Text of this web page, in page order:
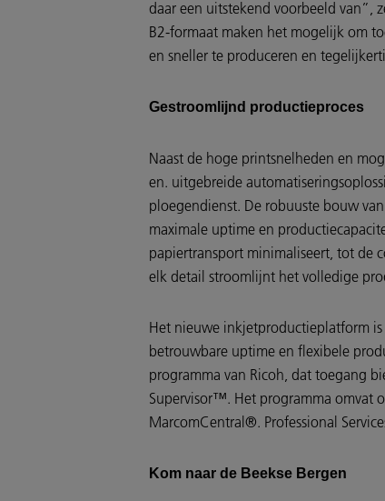
daar een uitstekend voorbeeld van”,
B2-formaat maken het mogelijk om
en sneller te produceren en
Gestroomlijnd productieproces
Naast de hoge printsnelheden en
en. uitgebreide
ploegendienst. De robuuste bouw
maximale uptime en
papiertransport minimaliseert, tot de
elk detail stroomlijnt het volledige
Het nieuwe inkjetproductieplatform
betrouwbare uptime en flexibele
programma van Ricoh, dat toegang
Supervisor™. Het programma omvat
MarcomCentral®. Professional
Kom naar de Beekse Bergen